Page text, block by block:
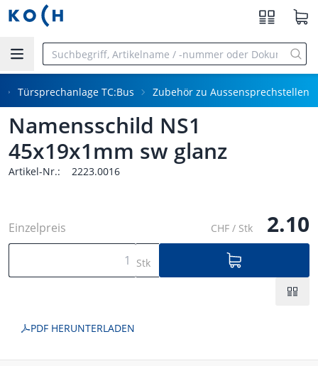
Zum Hauptinhalt springen
Türsprechanlage TC:Bus Zubehör zu Aussensprechstellen
Namensschild NS1
45x19x1mm sw glanz
Artikel-Nr.: 2223.0016
Einzelpreis CHF / Stk 2.10
Stk
PDF HERUNTERLADEN